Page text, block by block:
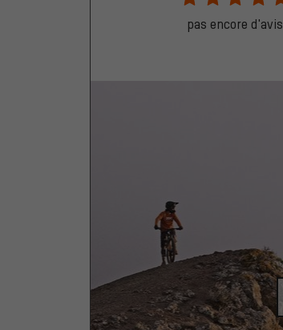
pas encore d'avis